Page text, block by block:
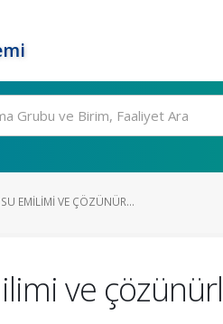
EMILIMI VE ÇÖZÜNÜR...
ve